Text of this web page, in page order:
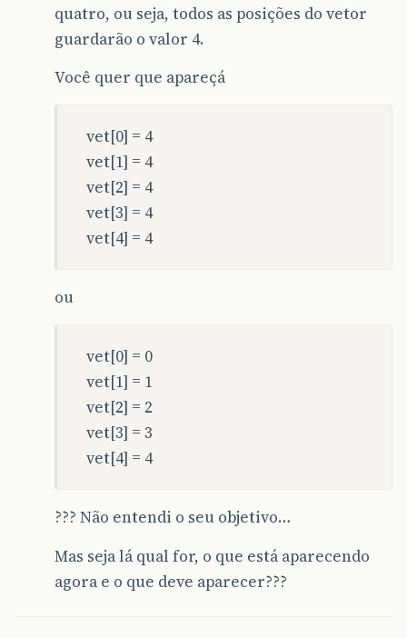
quatro, ou seja, todos as posições do vetor
guardarão o valor 4.
Você quer que apareçá
vet[0] = 4
vet[1] = 4
vet[2] = 4
vet[3] = 4
vet[4] = 4
ou
vet[0] = 0
vet[1] = 1
vet[2] = 2
vet[3] = 3
vet[4] = 4
??? Não entendi o seu objetivo…
Mas seja lá qual for, o que está aparecendo
agora e o que deve aparecer???